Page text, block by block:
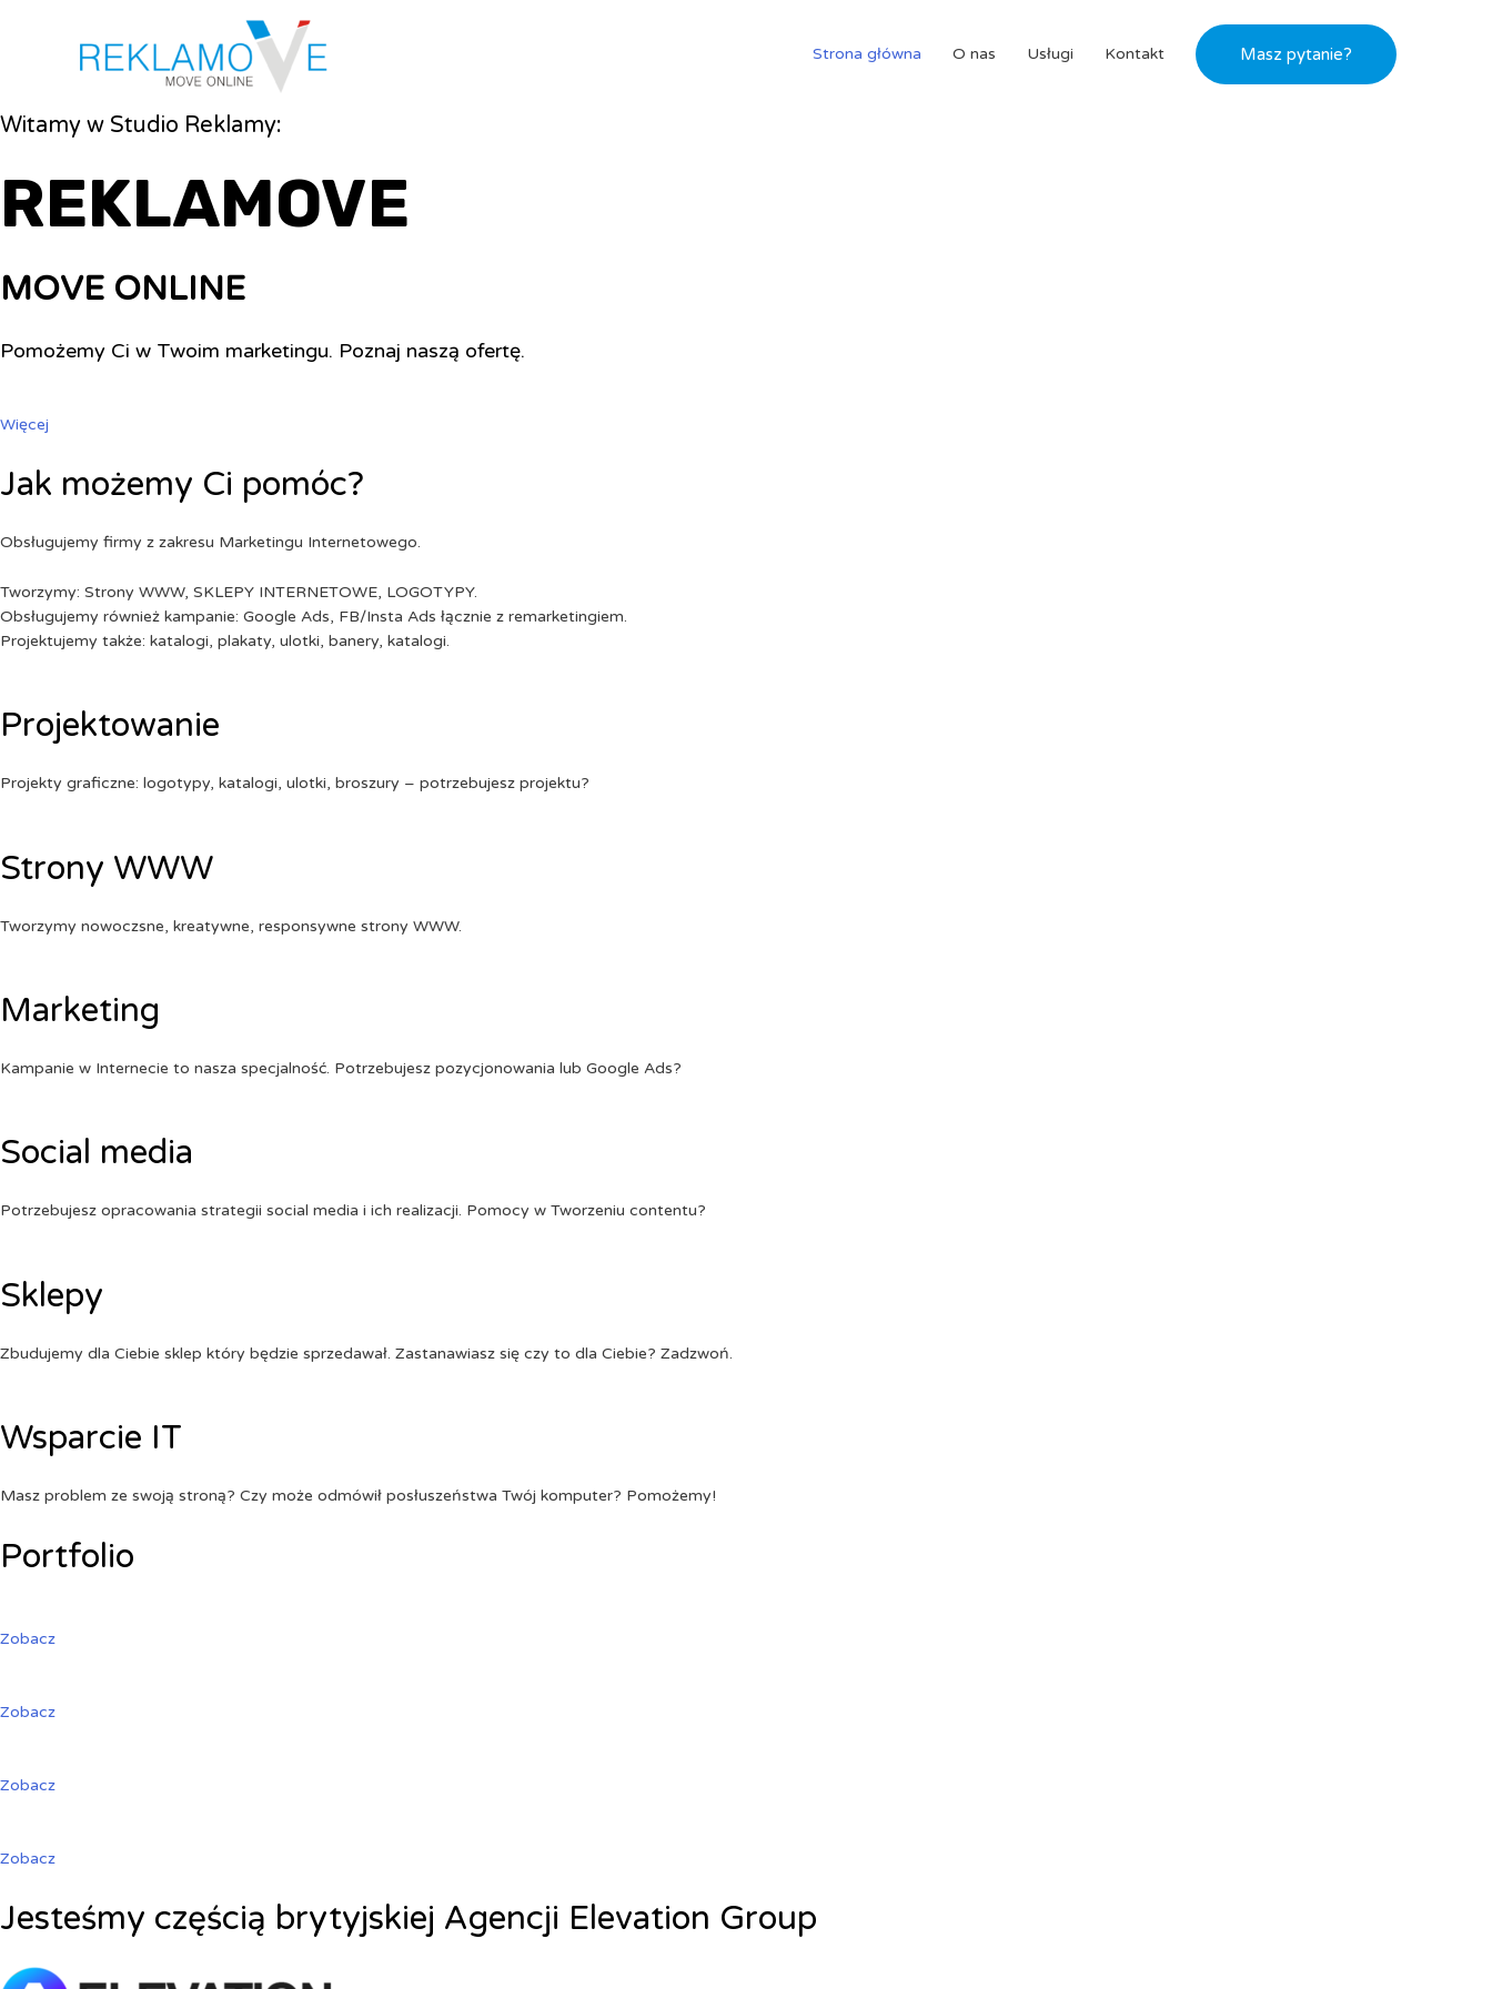
Strona główna O nas Usługi Kontakt Masz pytanie?
Witamy w Studio Reklamy:
REKLAMOVE
MOVE ONLINE
Pomożemy Ci w Twoim marketingu. Poznaj naszą ofertę.
Więcej
Jak możemy Ci pomóc?
Obsługujemy firmy z zakresu Marketingu Internetowego.
Tworzymy: Strony WWW, SKLEPY INTERNETOWE, LOGOTYPY.
Obsługujemy również kampanie: Google Ads, FB/Insta Ads łącznie z remarketingiem.
Projektujemy także: katalogi, plakaty, ulotki, banery, katalogi.
Projektowanie
Projekty graficzne: logotypy, katalogi, ulotki, broszury – potrzebujesz projektu?
Strony WWW
Tworzymy nowoczsne, kreatywne, responsywne strony WWW.
Marketing
Kampanie w Internecie to nasza specjalność. Potrzebujesz pozycjonowania lub Google Ads?
Social media
Potrzebujesz opracowania strategii social media i ich realizacji. Pomocy w Tworzeniu contentu?
Sklepy
Zbudujemy dla Ciebie sklep który będzie sprzedawał. Zastanawiasz się czy to dla Ciebie? Zadzwoń.
Wsparcie IT
Masz problem ze swoją stroną? Czy może odmówił posłuszeństwa Twój komputer? Pomożemy!
Portfolio
Zobacz
Zobacz
Zobacz
Zobacz
Jesteśmy częścią brytyjskiej Agencji Elevation Group